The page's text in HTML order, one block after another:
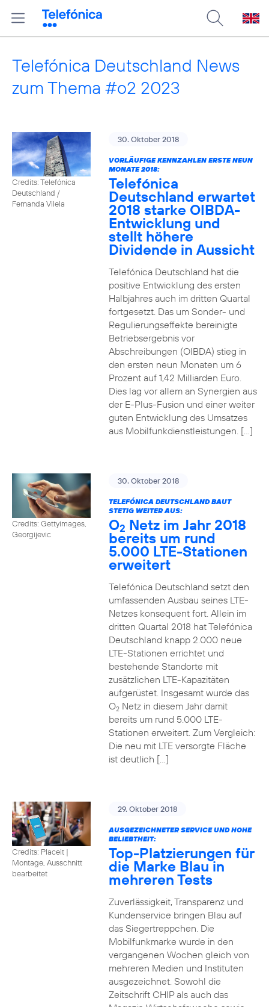
Telefónica Deutschland News
zum Thema #o2 2023
Credits: Telefónica
Deutschland /
Fernanda Vilela
30. Oktober 2018
VORLÄUFIGE KENNZAHLEN ERSTE NEUN
MONATE 2018:
Telefónica
Deutschland erwartet
2018 starke OIBDA-
Entwicklung und
stellt höhere
Dividende in Aussicht
Telefónica Deutschland hat die
positive Entwicklung des ersten
Halbjahres auch im dritten Quartal
fortgesetzt. Das um Sonder- und
Regulierungseffekte bereinigte
Betriebsergebnis vor
Abschreibungen (OIBDA) stieg in
den ersten neun Monaten um 6
Prozent auf 1,42 Milliarden Euro.
Dies lag vor allem an Synergien aus
der E-Plus-Fusion und einer weiter
guten Entwicklung des Umsatzes
aus Mobilfunkdienstleistungen. […]
Credits: Gettyimages,
Georgijevic
30. Oktober 2018
TELEFÓNICA DEUTSCHLAND BAUT
STETIG WEITER AUS:
O2 Netz im Jahr 2018
bereits um rund
5.000 LTE-Stationen
erweitert
Telefónica Deutschland setzt den
umfassenden Ausbau seines LTE-
Netzes konsequent fort. Allein im
dritten Quartal 2018 hat Telefónica
Deutschland knapp 2.000 neue
LTE-Stationen errichtet und
bestehende Standorte mit
zusätzlichen LTE-Kapazitäten
aufgerüstet. Insgesamt wurde das
O2Netz in diesem Jahr damit
bereits um rund 5.000 LTE-
Stationen erweitert. Zum Vergleich:
Die neu mit LTE versorgte Fläche
ist deutlich […]
Credits: Placeit |
Montage, Ausschnitt
bearbeitet
29. Oktober 2018
AUSGEZEICHNETER SERVICE UND HOHE
BELIEBTHEIT:
Top-Platzierungen für
die Marke Blau in
mehreren Tests
Zuverlässigkeit, Transparenz und
Kundenservice bringen Blau auf
das Siegertreppchen. Die
Mobilfunkmarke wurde in den
vergangenen Wochen gleich von
mehreren Medien und Instituten
ausgezeichnet. Sowohl die
Zeitschrift CHIP als auch das